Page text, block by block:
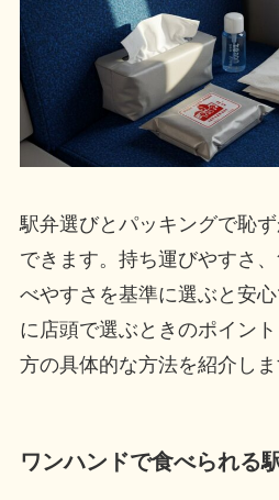
駅弁選びとパッキングで恥
できます。持ち運びやすさ
べやすさを基準に選ぶと安
に店頭で選ぶときのポイン
方の具体的な方法を紹介しま
ワンハンドで食べられる